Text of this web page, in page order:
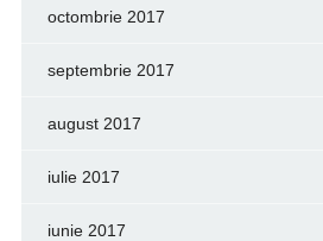
octombrie 2017
septembrie 2017
august 2017
iulie 2017
iunie 2017